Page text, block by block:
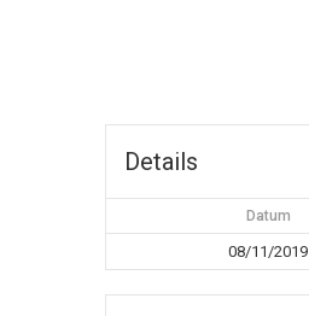
Details
Datum
08/11/2019